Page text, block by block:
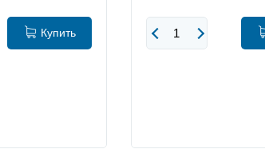
Купить